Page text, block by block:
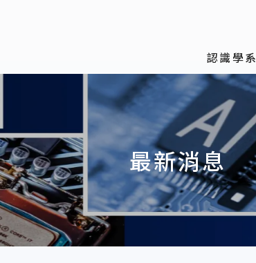
認識學系
最新消息